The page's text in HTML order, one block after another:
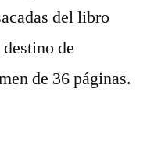
del libro
de
de 36 páginas.